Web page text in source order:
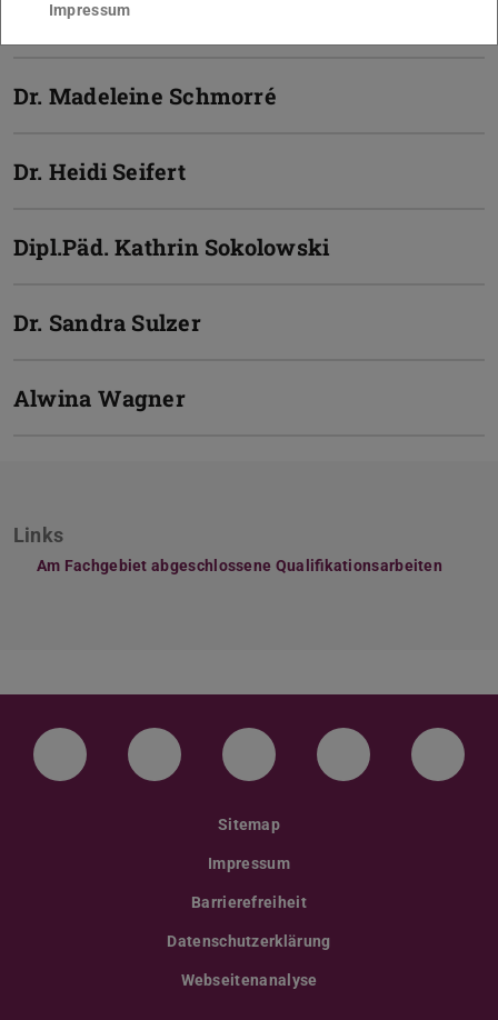
Dr. Fränze Scharun
Dr. Madeleine Schmorré
Dr. Heidi Seifert
Dipl.Päd. Kathrin Sokolowski
Dr. Sandra Sulzer
Alwina Wagner
Links
Am Fachgebiet abgeschlossene Qualifikationsarbeiten
LinkedIn-Seite der TU Darmstadt
Instagram-Kanal der TU
Bluesky-Kanal der TU
Facebook-
Sitemap
Impressum
Barrierefreiheit
Datenschutzerklärung
Webseitenanalyse
Impressum